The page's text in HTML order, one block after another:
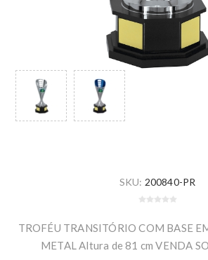
SKU: 200840-PR
TROFÉU TRANSITÓRIO COM BASE
METAL Altura de 81 cm VENDA